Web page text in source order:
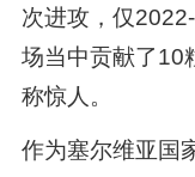
次进攻，仅
场当中贡献了10
称惊人。
作为塞尔维亚国